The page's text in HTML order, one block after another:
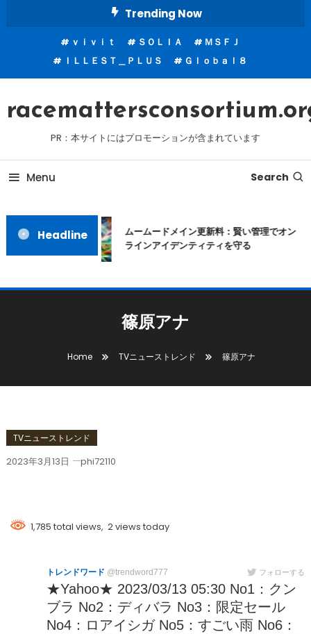
Trending Now
ｖｉｖｉｔ ＳＯＬＩＡ
ＭＳＦＪ
ＩＬＬＥＳＴ＿ＰＬＵＳ
Ｇｌｏｂａｌ８
PR：本サイトにはプロモーションが含まれています
Menu Search
Headline
ムームードメイン更新料：賢い管理でオン
ラインアイデンティティを守る
篠原アナ
Home TVニューストレンド 篠原アナ
TVニューストレンド
2023年3月13日 phi72110
1,785 total views, 2 views today
トレンドワード @trendword777 フォローする
★Yahoo★ 2023/03/13 05:30 No1：クン
ブラ No2：ディバラ No3：限定セール
No4：ロアイシガ No5：すごい雨 No6：